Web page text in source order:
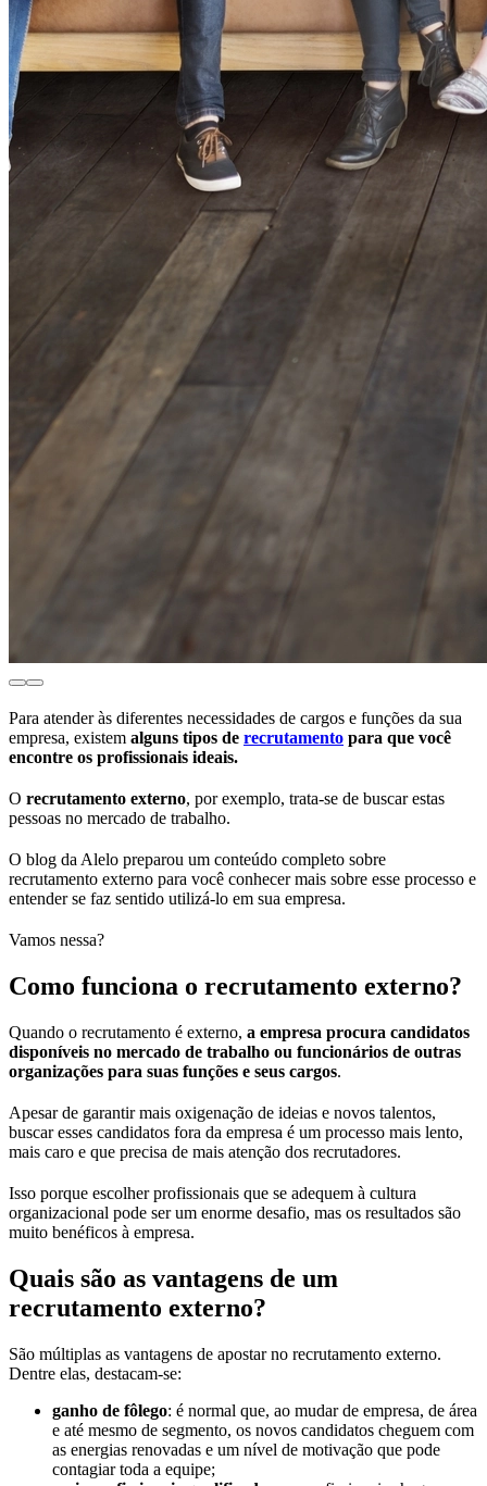
Para atender às diferentes necessidades de cargos e funções da sua
empresa, existem alguns tipos de recrutamento para que você
encontre os profissionais ideais.
O recrutamento externo, por exemplo, trata-se de buscar estas
pessoas no mercado de trabalho.
O blog da Alelo preparou um conteúdo completo sobre
recrutamento externo para você conhecer mais sobre esse processo e
entender se faz sentido utilizá-lo em sua empresa.
Vamos nessa?
Como funciona o recrutamento externo?
Quando o recrutamento é externo, a empresa procura candidatos
disponíveis no mercado de trabalho ou funcionários de outras
organizações para suas funções e seus cargos.
Apesar de garantir mais oxigenação de ideias e novos talentos,
buscar esses candidatos fora da empresa é um processo mais lento,
mais caro e que precisa de mais atenção dos recrutadores.
Isso porque escolher profissionais que se adequem à cultura
organizacional pode ser um enorme desafio, mas os resultados são
muito benéficos à empresa.
Quais são as vantagens de um
recrutamento externo?
São múltiplas as vantagens de apostar no recrutamento externo.
Dentre elas, destacam-se:
ganho de fôlego: é normal que, ao mudar de empresa, de área
e até mesmo de segmento, os novos candidatos cheguem com
as energias renovadas e um nível de motivação que pode
contagiar toda a equipe;